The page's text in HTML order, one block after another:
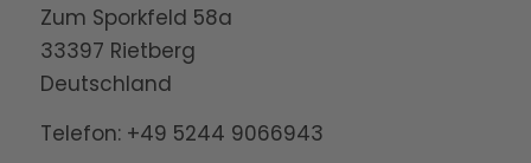
Zum Sporkfeld 58a
33397 Rietberg
Deutschland
Telefon: +49 5244 9066943